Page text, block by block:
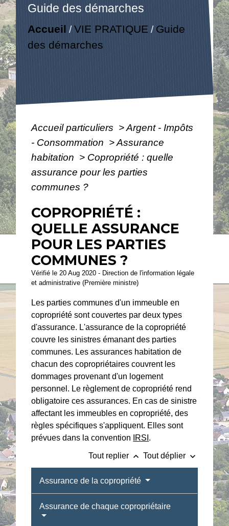
Guide des démarches
Accueil /VIE PRATIQUE / Guide
des démarches
Accueil particuliers >Argent - Impôts
- Consommation >Assurance
habitation > Copropriété : quelle
assurance pour les parties
communes ?
COPROPRIÉTÉ :
QUELLE ASSURANCE
POUR LES PARTIES
COMMUNES ?
Vérifié le 20 Aug 2020 - Direction de l'information légale
et administrative (Première ministre)
Les parties communes d'un immeuble en
copropriété sont couvertes par deux types
d'assurance. L'assurance de la copropriété
couvre les sinistres émanant des parties
communes. Les assurances habitation de
chacun des copropriétaires couvrent les
dommages provenant d'un logement
personnel. Le règlement de copropriété rend
obligatoire ces assurances. En cas de sinistre
affectant les immeubles en copropriété, des
règles spécifiques s'appliquent. Elles sont
prévues dans la convention
IRSI .
Tout replier keyboard_arrow_up Tout déplier keyboard_arrow_down
Assurance de la copropriété
Assurance de chaque copropriétaire